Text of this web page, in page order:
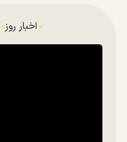
اخبار روز